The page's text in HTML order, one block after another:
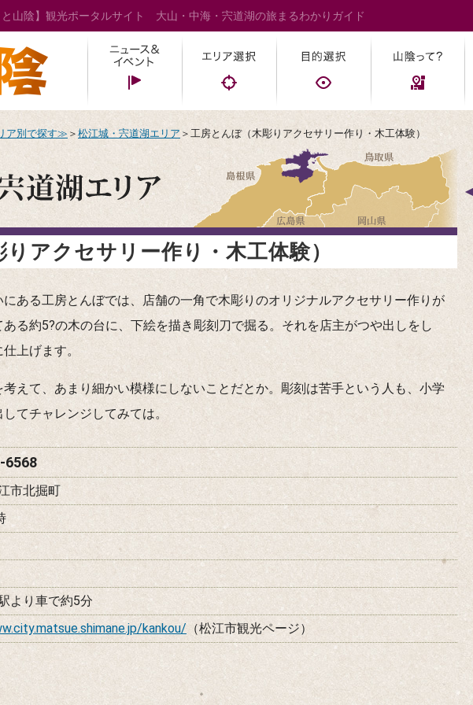
と山陰】観光ポータルサイト 大山・中海・宍道湖の旅まるわかりガイド
ア別で探す≫ ＞ 松江城・宍道湖エリア ＞工房とんぼ（木彫りアクセサリー作り・木工体験）
アクセサリー作り・木工体験）
ある工房とんぼでは、店舗の一角で木彫りのオリジナルアクセサリー作りが
る約5?の木の台に、下絵を描き彫刻刀で掘る。それを店主がつや出しをし
上げます。
えて、あまり細かい模様にしないことだとか。彫刻は苦手という人も、小学
てチャレンジしてみては。
6568
市北掘町
より車で約5分
kankou/ （松江市観光ページ）